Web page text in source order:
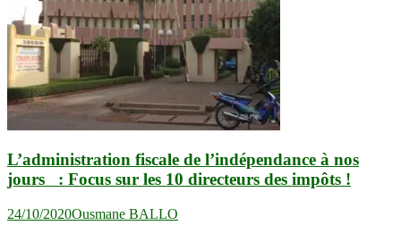
L’administration fiscale de l’indépendance à nos
jours : Focus sur les 10 directeurs des impôts !
24/10/2020Ousmane BALLO